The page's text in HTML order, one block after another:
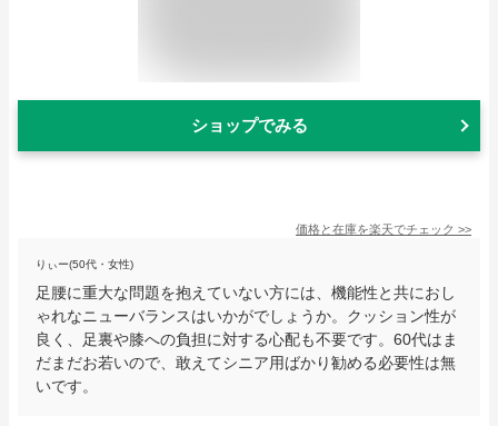
ショップでみる
価格と在庫を楽天でチェック >>
りぃー(50代・女性)
足腰に重大な問題を抱えていない方には、機能性と共におし
ゃれなニューバランスはいかがでしょうか。クッション性が
良く、足裏や膝への負担に対する心配も不要です。60代はま
だまだお若いので、敢えてシニア用ばかり勧める必要性は無
いです。